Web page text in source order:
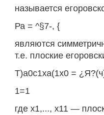
называется
Ра = ^§7-, {
являются
т.е. плоские
Т)а0с1ха(1х0 =
1=1
где х1,..., х11 —